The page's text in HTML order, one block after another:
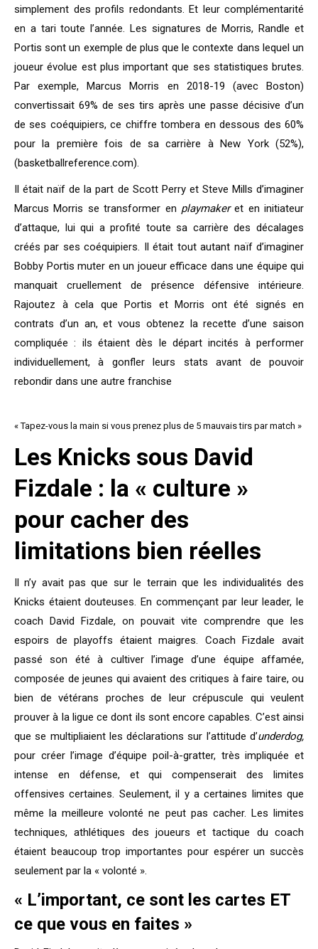
simplement des profils redondants. Et leur complémentarité
en a tari toute l’année. Les signatures de Morris, Randle et
Portis sont un exemple de plus que le contexte dans lequel un
joueur évolue est plus important que ses statistiques brutes.
Par exemple, Marcus Morris en 2018-19 (avec Boston)
convertissait 69% de ses tirs après une passe décisive d’un
de ses coéquipiers, ce chiffre tombera en dessous des 60%
pour la première fois de sa carrière à New York (52%),
(basketballreference.com).
Il était naïf de la part de Scott Perry et Steve Mills d’imaginer
Marcus Morris se transformer en playmakeret en initiateur
d’attaque, lui qui a profité toute sa carrière des décalages
créés par ses coéquipiers. Il était tout autant naïf d’imaginer
Bobby Portis muter en un joueur efficace dans une équipe qui
manquait cruellement de présence défensive intérieure.
Rajoutez à cela que Portis et Morris ont été signés en
contrats d’un an, et vous obtenez la recette d’une saison
compliquée : ils étaient dès le départ incités à performer
individuellement, à gonfler leurs stats avant de pouvoir
rebondir dans une autre franchise
« Tapez-vous la main si vous prenez plus de 5 mauvais tirs par match »
Les Knicks sous David
Fizdale : la « culture »
pour cacher des
limitations bien réelles
Il n’y avait pas que sur le terrain que les individualités des
Knicks étaient douteuses. En commençant par leur leader, le
coach David Fizdale, on pouvait vite comprendre que les
espoirs de playoffs étaient maigres. Coach Fizdale avait
passé son été à cultiver l’image d’une équipe affamée,
composée de jeunes qui avaient des critiques à faire taire, ou
bien de vétérans proches de leur crépuscule qui veulent
prouver à la ligue ce dont ils sont encore capables. C’est ainsi
que se multipliaient les déclarations sur l’attitude d’underdog,
pour créer l’image d’équipe poil-à-gratter, très impliquée et
intense en défense, et qui compenserait des limites
offensives certaines. Seulement, il y a certaines limites que
même la meilleure volonté ne peut pas cacher. Les limites
techniques, athlétiques des joueurs et tactique du coach
étaient beaucoup trop importantes pour espérer un succès
seulement par la « volonté ».
« L’important, ce sont les cartes ET
ce que vous en faites »